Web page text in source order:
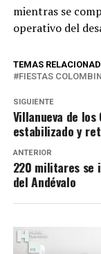
mientras se
operativo del
TEMAS
FIESTAS
SIGUIENTE
Villanueva de
estabilizado y
ANTERIOR
220 militares se
del Andévalo